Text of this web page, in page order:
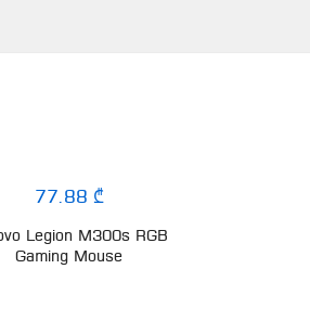
77.88 ₾
Legion M300s RGB
Gaming Mouse